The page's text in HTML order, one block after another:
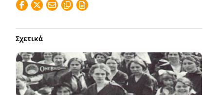
Σχετικά